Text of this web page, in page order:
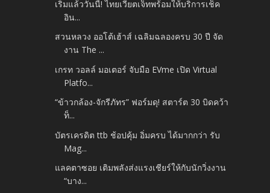
เริ่มแล้ววันนี้! ไทยเวียตเจ็ทพร้อมให้บริการเช็ค
อิน...
สวนหลวง ออโต้เฮ้าส์ เฉลิมฉลองครบ 30 ปี จัด
งาน The ...
เกรท วอลล์ มอเตอร์ จับมือ EVme เปิด Virtual
Platfo...
“ข้าวกล้อง-จักรีภัทร” ฟอร์มดุ! สตาร์ต 30 บิดคว้า
ท็...
บัตรเครดิต ttb ช้อปคุ้ม อิ่มครบ ได้มากกว่า รับ
Mag...
แลคตาซอย เติมพลังส่งแรงเชียร์ให้กับนักวิ่งงาน
“บาง...